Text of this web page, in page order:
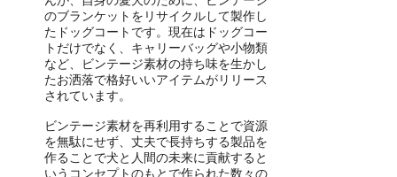
のブランケットをリサイクルして製作し
たドッグコートです。現在はドッグコー
トだけでなく、キャリーバッグや小物類
など、ビンテージ素材の持ち味を生かし
たお洒落で格好いいアイテムがリリース
されています。
ビンテージ素材を再利用することで資源
を無駄にせず、丈夫で長持ちする製品を
作ることで犬と人間の未来に貢献すると
いうコンセプトのもとで作られた数々の